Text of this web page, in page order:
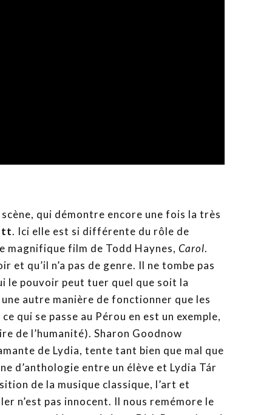
qui démontre encore une fois la très
. Ici elle est si différente du rôle de
magnifique film de Todd Haynes, Carol.
et qu’il n’a pas de genre. Il ne tombe pas
le pouvoir peut tuer quel que soit la
autre manière de fonctionner que les
qui se passe au Pérou en est un exemple,
de l’humanité). Sharon Goodnow
de Lydia, tente tant bien que mal que
d’anthologie entre un élève et Lydia Tár
de la musique classique, l’art et
n’est pas innocent. Il nous remémore le